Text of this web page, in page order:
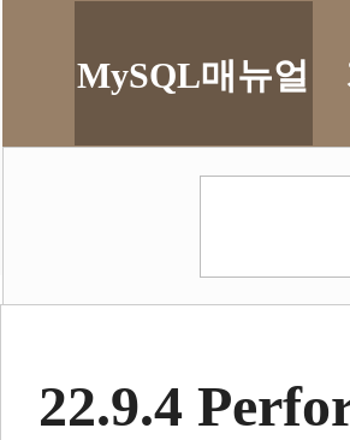
MySQL매뉴얼
22.9.4